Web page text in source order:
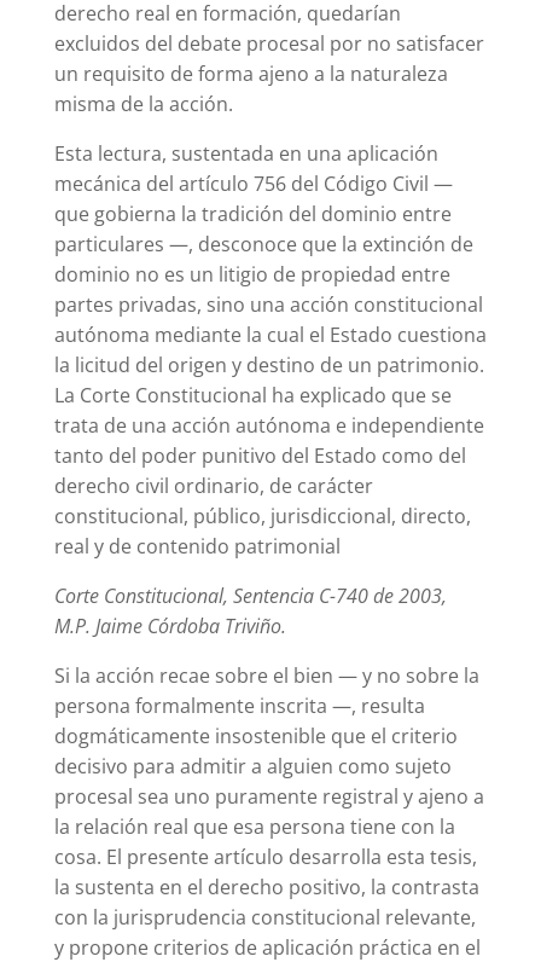
derecho real en formación, quedarían
excluidos del debate procesal por no satisfacer
un requisito de forma ajeno a la naturaleza
misma de la acción.
Esta lectura, sustentada en una aplicación
mecánica del artículo 756 del Código Civil —
que gobierna la tradición del dominio entre
particulares —, desconoce que la extinción de
dominio no es un litigio de propiedad entre
partes privadas, sino una acción constitucional
autónoma mediante la cual el Estado cuestiona
la licitud del origen y destino de un patrimonio.
La Corte Constitucional ha explicado que se
trata de una acción autónoma e independiente
tanto del poder punitivo del Estado como del
derecho civil ordinario, de carácter
constitucional, público, jurisdiccional, directo,
real y de contenido patrimonial
Corte Constitucional, Sentencia C-740 de 2003,
M.P. Jaime Córdoba Triviño.
Si la acción recae sobre el bien — y no sobre la
persona formalmente inscrita —, resulta
dogmáticamente insostenible que el criterio
decisivo para admitir a alguien como sujeto
procesal sea uno puramente registral y ajeno a
la relación real que esa persona tiene con la
cosa. El presente artículo desarrolla esta tesis,
la sustenta en el derecho positivo, la contrasta
con la jurisprudencia constitucional relevante,
y propone criterios de aplicación práctica en el